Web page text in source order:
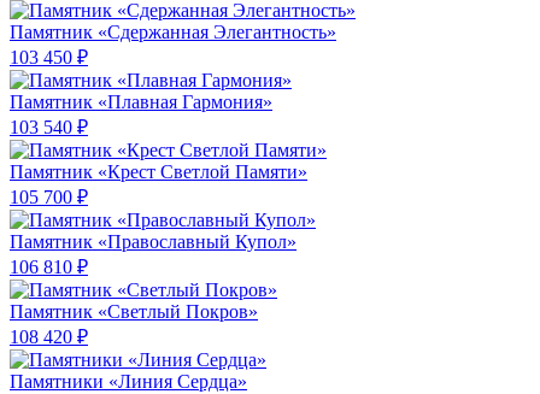
Памятник «Сдержанная Элегантность»
103 450 ₽
Памятник «Плавная Гармония»
103 540 ₽
Памятник «Крест Светлой Памяти»
105 700 ₽
Памятник «Православный Купол»
106 810 ₽
Памятник «Светлый Покров»
108 420 ₽
Памятники «Линия Сердца»